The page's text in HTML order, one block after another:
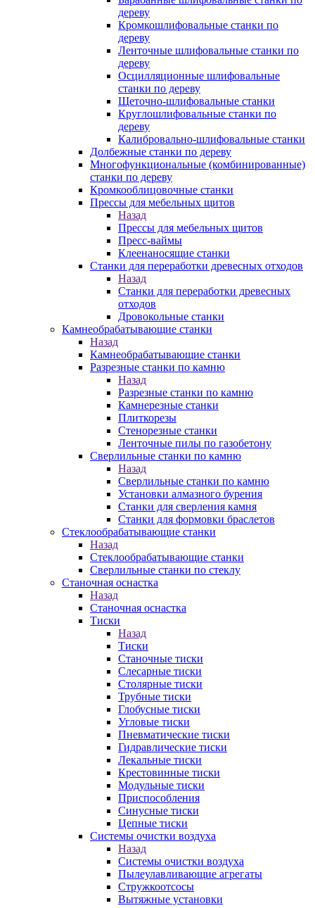
дереву
Кромкошлифовальные станки по
дереву
Ленточные шлифовальные станки по
дереву
Осцилляционные шлифовальные
станки по дереву
Щеточно-шлифовальные станки
Круглошлифовальные станки по
дереву
Калибровально-шлифовальные станки
Долбежные станки по дереву
Многофункциональные (комбинированные)
станки по дереву
Кромкооблицовочные станки
Прессы для мебельных щитов
Назад
Прессы для мебельных щитов
Пресс-ваймы
Клеенаносящие станки
Станки для переработки древесных отходов
Назад
Станки для переработки древесных
отходов
Дровокольные станки
Камнеобрабатывающие станки
Назад
Камнеобрабатывающие станки
Разрезные станки по камню
Назад
Разрезные станки по камню
Камнерезные станки
Плиткорезы
Стенорезные станки
Ленточные пилы по газобетону
Сверлильные станки по камню
Назад
Сверлильные станки по камню
Установки алмазного бурения
Станки для сверления камня
Станки для формовки браслетов
Стеклообрабатывающие станки
Назад
Стеклообрабатывающие станки
Сверлильные станки по стеклу
Станочная оснастка
Назад
Станочная оснастка
Тиски
Назад
Тиски
Станочные тиски
Слесарные тиски
Столярные тиски
Трубные тиски
Глобусные тиски
Угловые тиски
Пневматические тиски
Гидравлические тиски
Лекальные тиски
Крестовинные тиски
Модульные тиски
Приспособления
Синусные тиски
Цепные тиски
Системы очистки воздуха
Назад
Системы очистки воздуха
Пылеулавливающие агрегаты
Стружкоотсосы
Вытяжные установки